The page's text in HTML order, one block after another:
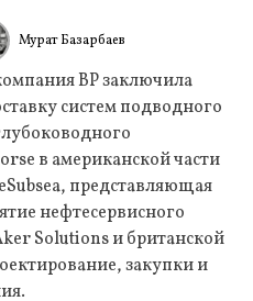
Мурат Базарбаев
BP заключила
систем подводного
в американской части
представляющая
нефтесервисного
Solutions и британской
закупки и